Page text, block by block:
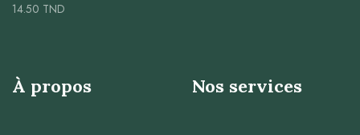
14.50 TND
À propos Nos services